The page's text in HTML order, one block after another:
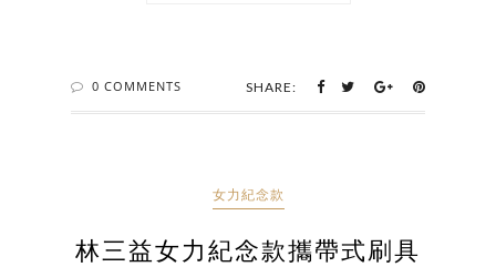
0 COMMENTS SHARE:
女力紀念款
林三益女力紀念款攜帶式刷具